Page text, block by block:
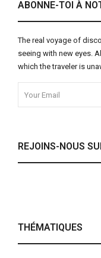
ABONNE-TOI À
The real voyage of
seeing with new eyes.
which the traveler is
REJOINS-NOUS
THÉMATIQUES